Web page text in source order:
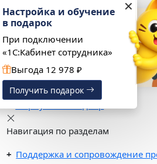
Навигация по разделам
Поддержка и сопровождение
✕
Настройка и обучение
в подарок
При подключении
«1С:Кабинет сотрудника»
Выгода 12 978 ₽
Получить подарок